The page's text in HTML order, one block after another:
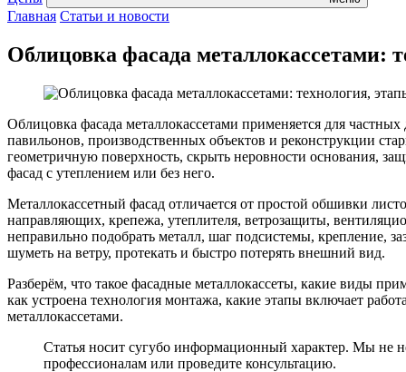
Главная Статьи и новости
Облицовка фасада металлокассетами:
Облицовка фасада металлокассетами применяется для
павильонов, производственных объектов и реконструкции
геометричную поверхность, скрыть неровности основания,
фасад с утеплением или без него.
Металлокассетный фасад отличается от простой обшивки
направляющих, крепежа, утеплителя, ветрозащиты,
неправильно подобрать металл, шаг подсистемы, крепление,
шуметь на ветру, протекать и быстро потерять внешний вид.
Разберём, что такое фасадные металлокассеты, какие виды
как устроена технология монтажа, какие этапы включает
металлокассетами.
Статья носит сугубо информационный характер. Мы не
профессионалам или проведите консультацию.